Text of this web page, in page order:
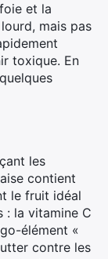
et la
mais pas
toxique. En
les
contient
le fruit idéal
: la vitamine C
élément «
contre les